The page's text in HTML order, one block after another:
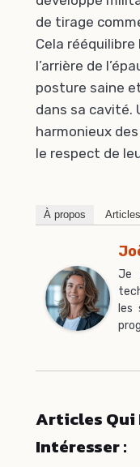
de tirage
Cela
l’arrière de
posture saine
dans sa cavité.
harmonieux
le respect de
À propos
Je
les
Articles Qui
Intéresser :